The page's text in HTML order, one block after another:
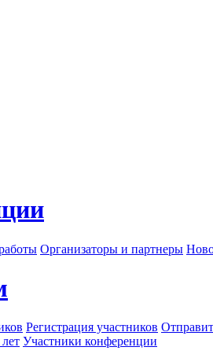
Организаторы и партнеры
Регистрация участников
Участники конференции